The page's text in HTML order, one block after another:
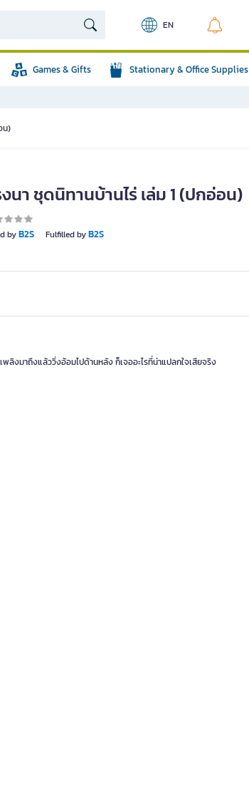
EN
Games & Gifts Stationary & Office Supplies
น)
นา ชุดนิทานบ้านไร่ เล่ม 1 (ปกอ่อน)
byB2S Fulfilled byB2S
ลิงมาถึงแล้ววิ่งอ้อมไปด้านหลัง ก็เจออะไรที่น่าแปลกใจเสียจริง